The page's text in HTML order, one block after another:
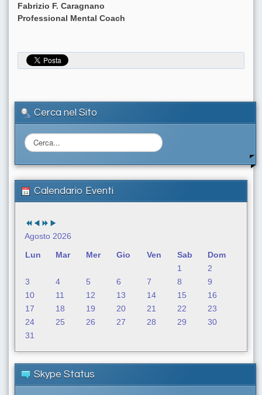
Fabrizio F. Caragnano
Professional Mental Coach
Cerca nel Sito
C
e
a
.
Calendario Eventi
Agosto 2026
Lun
Mar Mer Gio Ven Sab
Dom
1
2
3
4 5 6 7 8
9
10
11 12 13 14 15
16
17
18 19 20 21 22
23
24
25 26 27 28 29
30
31
Skype Status